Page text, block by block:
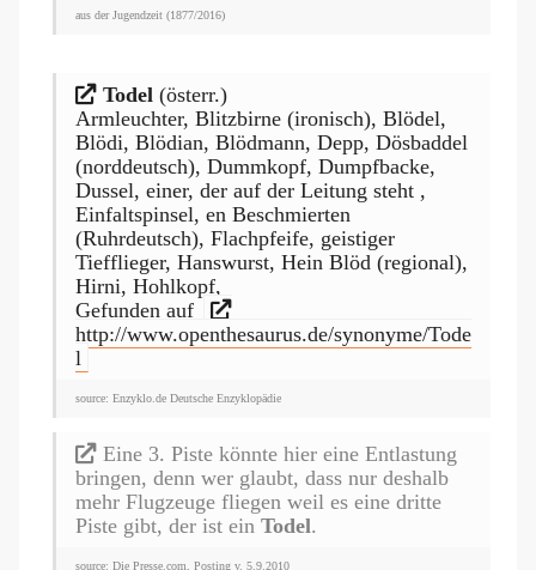
aus der Jugendzeit (1877/2016)
Todel (österr.)
Armleuchter, Blitzbirne (ironisch), Blödel,
Blödi, Blödian, Blödmann, Depp, Dösbaddel
(norddeutsch), Dummkopf, Dumpfbacke,
Dussel, einer, der auf der Leitung steht ,
Einfaltspinsel, en Beschmierten
(Ruhrdeutsch), Flachpfeife, geistiger
Tiefflieger, Hanswurst, Hein Blöd (regional),
Hirni, Hohlkopf,
Gefunden auf
http://www.openthesaurus.de/synonyme/Tode
l
source: Enzyklo.de Deutsche Enzyklopädie
Eine 3. Piste könnte hier eine Entlastung
bringen, denn wer glaubt, dass nur deshalb
mehr Flugzeuge fliegen weil es eine dritte
Piste gibt, der ist ein Todel.
source: Die Presse.com, Posting v. 5.9.2010